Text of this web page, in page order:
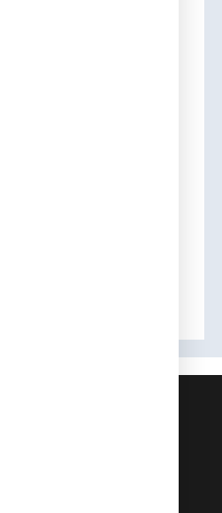
1946
«LA ASISTENCIA AL
A TRAVÉS
Jacint Corbella i
de Metges Catalans.
Vives Casajuana, Seminari
8-